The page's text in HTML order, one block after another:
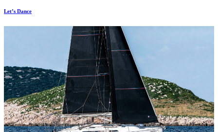
Let’s Dance